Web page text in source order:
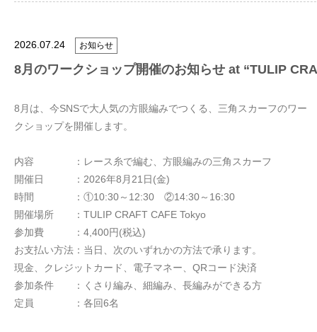
2026.07.24 お知らせ
8月のワークショップ開催のお知らせ at “TULIP
8月は、今SNSで大人気の方眼編みでつくる、三角スカーフのワー
クショップを開催します。
内容 ：レース糸で編む、方眼編みの三角スカーフ
開催日 ：2026年8月21日(金)
時間 ：①10:30～12:30 ②14:30～16:30
開催場所 ：TULIP CRAFT CAFE Tokyo
参加費 ：4,400円(税込)
お支払い方法：当日、次のいずれかの方法で承ります。
現金、クレジットカード、電子マネー、QRコード決済
参加条件 ：くさり編み、細編み、長編みができる方
定員 ：各回6名